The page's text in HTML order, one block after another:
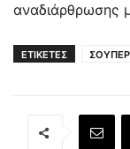
αναδιάρθρωσης
ΕΤΙΚΕΤΕΣ ΣΟΥΠΕΡ